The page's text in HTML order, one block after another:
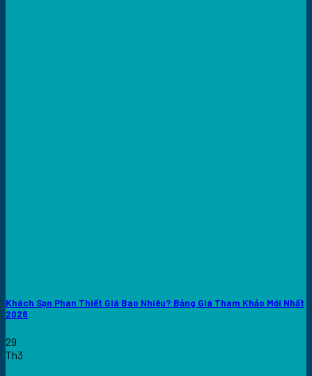
Khách Sạn Phan Thiết Giá Bao Nhiêu? Bảng Giá Tham Khảo Mới Nhất
2026
29
Th3